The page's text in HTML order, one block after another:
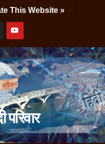
3:22:20 AM
परिवार
This Website »